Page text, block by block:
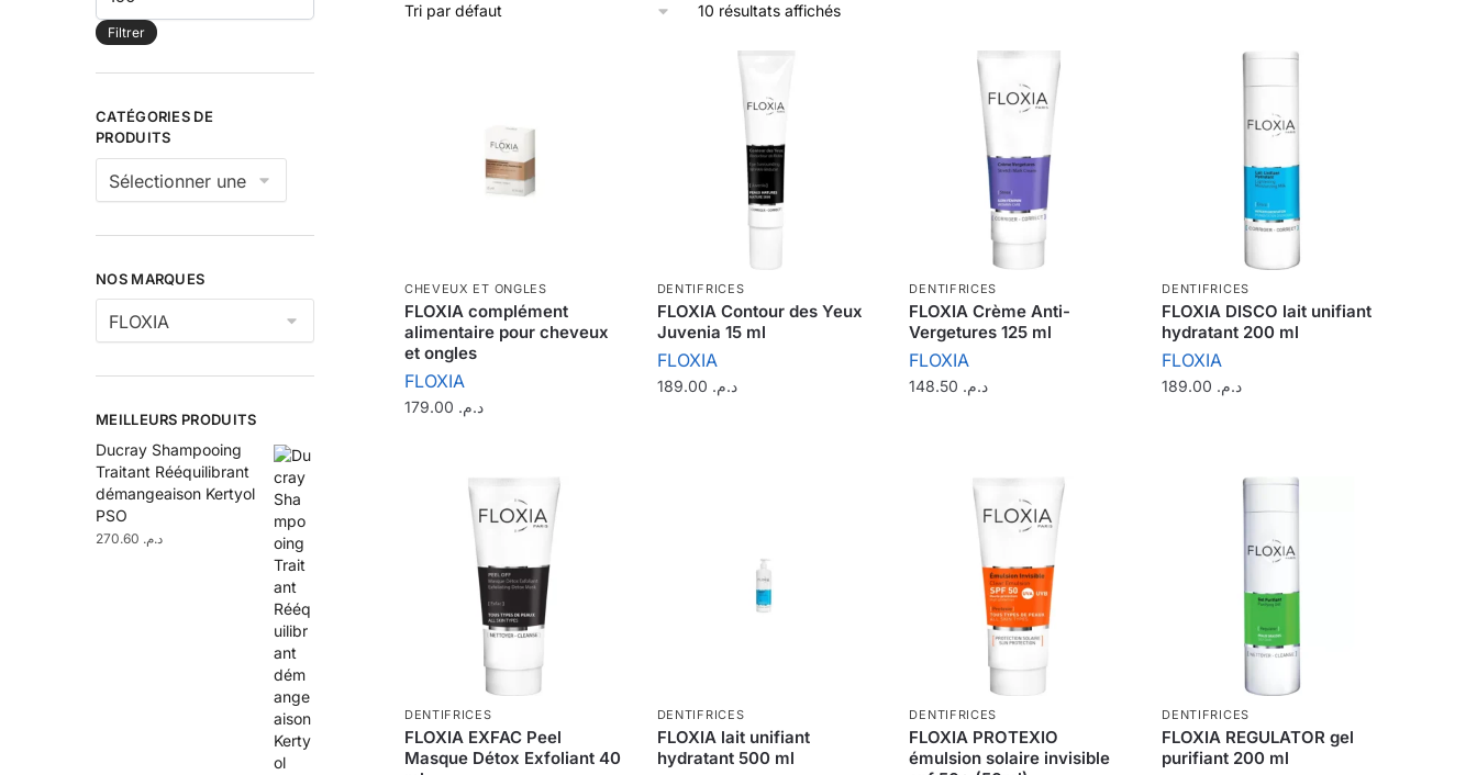
10 résultats affichés
CHEVEUX ET ONGLES
FLOXIA complément
alimentaire pour cheveux
et ongles
FLOXIA
د.م.
DENTIFRICES
FLOXIA Contour des Yeux
Juvenia 15 ml
FLOXIA
د.م.
DENTIFRICES
FLOXIA Crème Anti-
Vergetures 125 ml
FLOXIA
د.م.
DENTIFRICES
FLOXIA DISCO lait unifiant
hydratant 200 ml
FLOXIA
د.م.
DENTIFRICES
FLOXIA EXFAC Peel
Masque Détox Exfoliant 40
DENTIFRICES
FLOXIA lait unifiant
hydratant 500 ml
DENTIFRICES
FLOXIA PROTEXIO
émulsion solaire invisible
DENTIFRICES
FLOXIA REGULATOR gel
purifiant 200 ml
max
Filtrer
CATÉGORIES DE
PRODUITS
NOS MARQUES
MEILLEURS PRODUITS
Ducray Shampooing
Traitant Rééquilibrant
démangeaison Kertyol
PSO
د.م.